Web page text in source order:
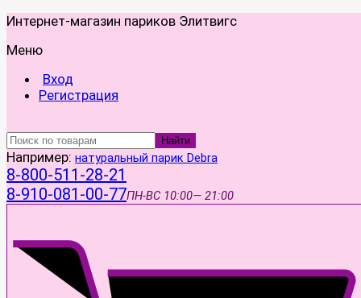
Интернет-магазин париков Элитвигс
Меню
Вход
Регистрация
Найти
Например: натуральный парик Debra
8-800-511-28-21
8-910-081-00-77ПН-ВС 10:00— 21:00